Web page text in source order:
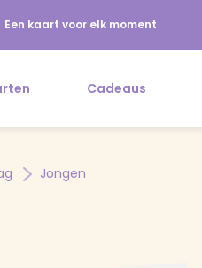
Een kaart voor elk moment
Cadeaus
Jongen